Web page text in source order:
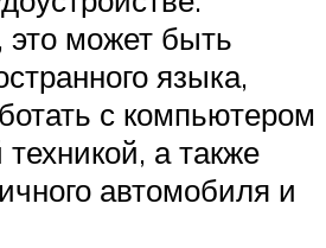
может быть
языка,
с компьютером
а также
автомобиля и